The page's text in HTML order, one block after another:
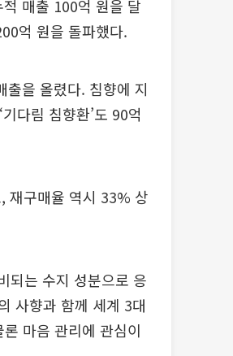
매출 100억 원을 달
억 원을 돌파했다.
출을 올렸다. 침향에 지
다림 침향환’도 90억
재구매율 역시 33% 상
되는 수지 성분으로 응
사향과 함께 세계 3대
마음 관리에 관심이